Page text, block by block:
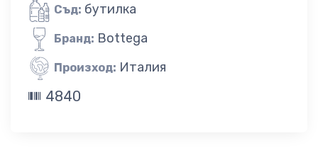
Съд: бутилка
Бранд: Bottega
Произход: Италия
4840